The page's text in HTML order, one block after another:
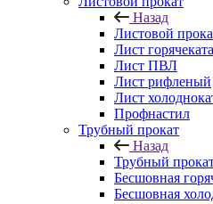
Назад
Листовой
Лист
Лист ПВЛ
Лист рифленый
Лист
Профнастил
Трубный прокат
Назад
Трубный
Бесшовная
Бесшовная